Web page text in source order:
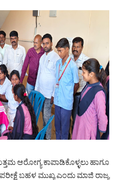
ಆರೋಗ್ಯ ಕಾಪಾಡಿಕೊಳ್ಳಲು ಹಾಗೂ
ಬಹಳ ಮುಖ್ಯ ಎಂದು ಮಾಜಿ ರಾಜ್ಯ